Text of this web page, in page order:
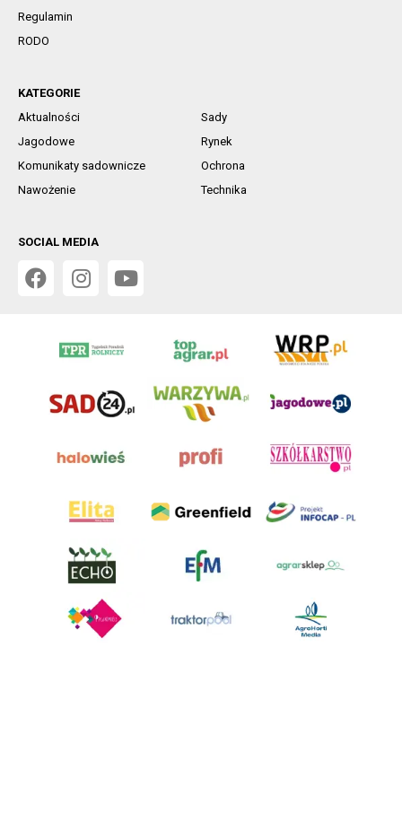
Regulamin
RODO
KATEGORIE
Aktualności
Sady
Jagodowe
Rynek
Komunikaty sadownicze
Ochrona
Nawożenie
Technika
SOCIAL MEDIA